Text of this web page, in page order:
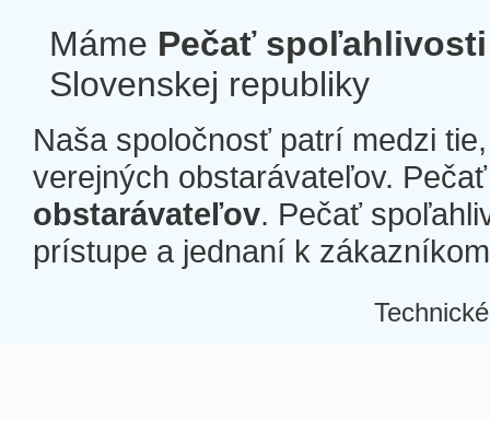
Máme Pečať spoľahlivosti
Slovenskej republiky
Naša spoločnosť patrí medzi
verejných obstarávateľov.
obstarávateľov. Pečať
prístupe a jednaní k